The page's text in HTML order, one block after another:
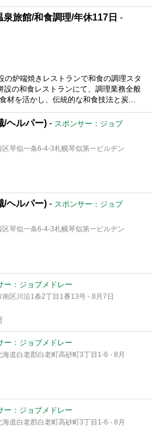
旅館/和食調理/年休117日 -
の炉端焼きレストランで和食の調理スタ
設の和食レストランにて、調理業務全般
材を活かし、伝統的な和食技法と炭...
/ヘルパー) - スポンサー：ジョブ
琴似一条6-4-3札幌琴似第一ビルヂン
/ヘルパー) - スポンサー：ジョブ
琴似一条6-4-3札幌琴似第一ビルヂン
ー：ジョブメドレー
区川沿1条2丁目1番13号 - 8月7日
ー：ジョブメドレー
道白老郡白老町高砂町3丁目1-6 - 8月
ー：ジョブメドレー
道白老郡白老町高砂町3丁目1-6 - 8月